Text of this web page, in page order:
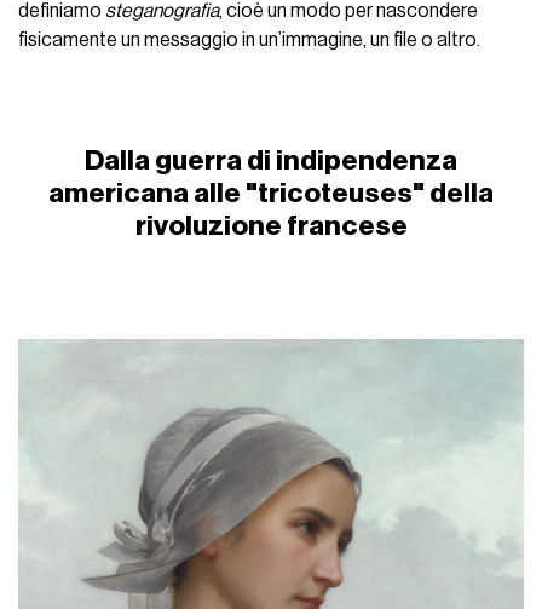
definiamo steganografia, cioè un modo per nascondere
fisicamente un messaggio in un’immagine, un file o altro.
Dalla guerra di indipendenza
americana alle "tricoteuses" della
rivoluzione francese